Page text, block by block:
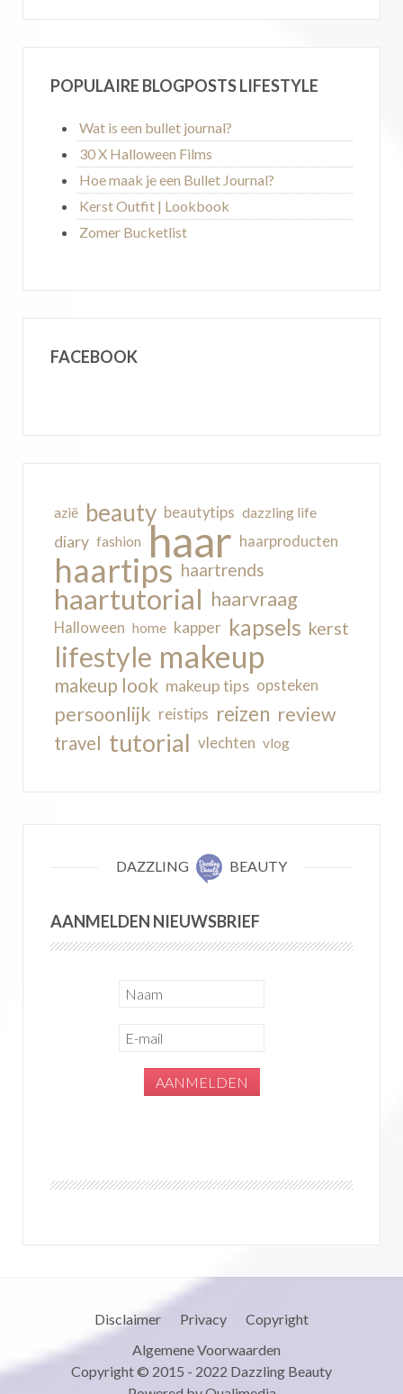
POPULAIRE BLOGPOSTS LIFESTYLE
Wat is een bullet journal?
30 X Halloween Films
Hoe maak je een Bullet Journal?
Kerst Outfit | Lookbook
Zomer Bucketlist
FACEBOOK
azië beauty beautytips dazzling life
diary fashion haar haarproducten
haartips haartrends
haartutorial haarvraag
Halloween home kapper kapsels kerst
lifestyle makeup
makeup look makeup tips opsteken
persoonlijk reistips reizen review
travel tutorial vlechten vlog
DAZZLING BEAUTY
AANMELDEN NIEUWSBRIEF
Disclaimer Privacy
Copyright
Algemene Voorwaarden
Copyright © 2015 - 2022 Dazzling Beauty